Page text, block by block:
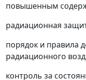
повышенным
радиационная
порядок и правила
радиационного
контроль за